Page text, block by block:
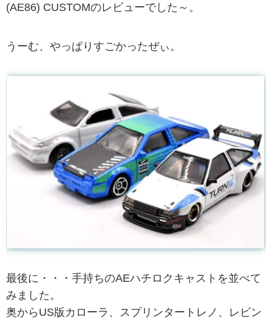
(AE86) CUSTOMのレビューでした～。
うーむ、やっぱりすごかったぜぃ。
最後に・・・手持ちのAEハチロクキャストを並べて
みました。
奥からUS版カローラ、スプリンタートレノ、レビン